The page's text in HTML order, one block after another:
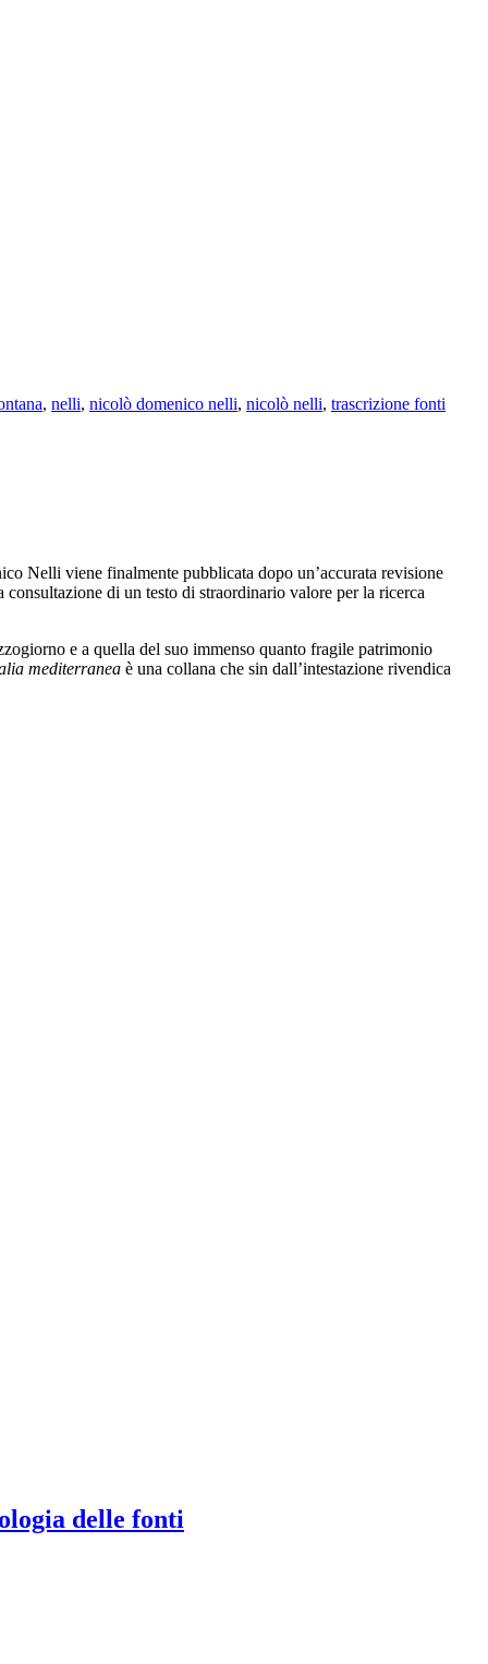
, nelli, nicolò domenico nelli, nicolò nelli, trascrizione fonti
Nelli viene finalmente pubblicata dopo un’accurata revisione
di un testo di straordinario valore per la ricerca
e a quella del suo immenso quanto fragile patrimonio
mediterranea è una collana che sin dall’intestazione rivendica
delle fonti